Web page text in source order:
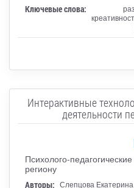
Ключевые слова:
Интерактивные
деятельности
Психолого-
региону
Авторы: Слепцова